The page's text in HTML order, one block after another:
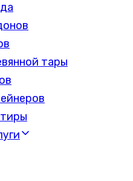
тары